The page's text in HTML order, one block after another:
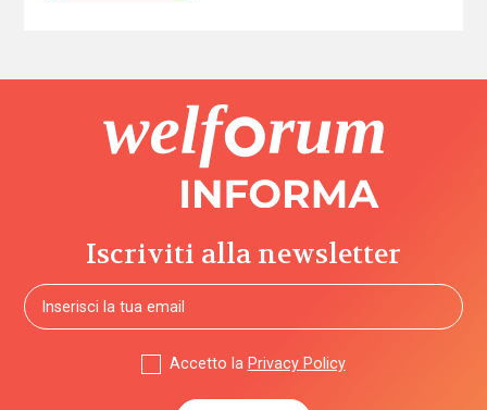
Iscriviti alla newsletter
Accetto la Privacy Policy